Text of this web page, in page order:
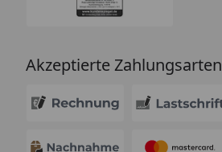
Akzeptierte Zahlungsarten